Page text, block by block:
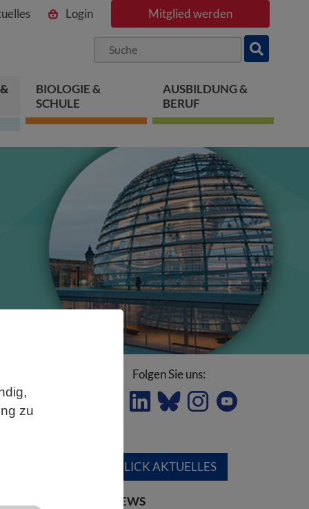
zu
Login Mitglied werden
BIOLOGIE &
SCHULE
AUSBILDUNG &
BERUF
Folgen Sie uns:
ÜBERBLICK AKTUELLES
LETZTE NEWS